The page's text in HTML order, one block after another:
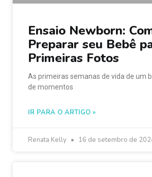
Ensaio Newborn:
Preparar seu Bebê
Primeiras Fotos
As primeiras semanas de vida de um
de momentos
IR PARA O ARTIGO »
Renata Kelly 16 de setembro de